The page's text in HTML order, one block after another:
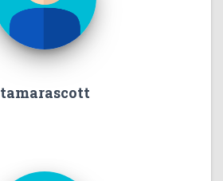
tamarascott